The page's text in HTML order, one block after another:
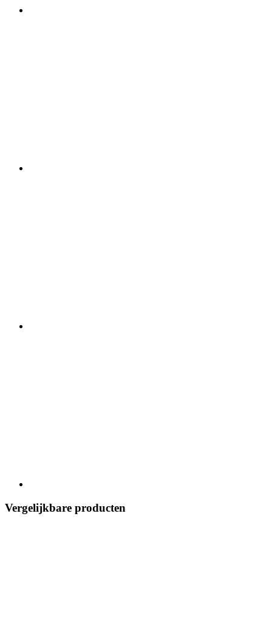
Vergelijkbare producten